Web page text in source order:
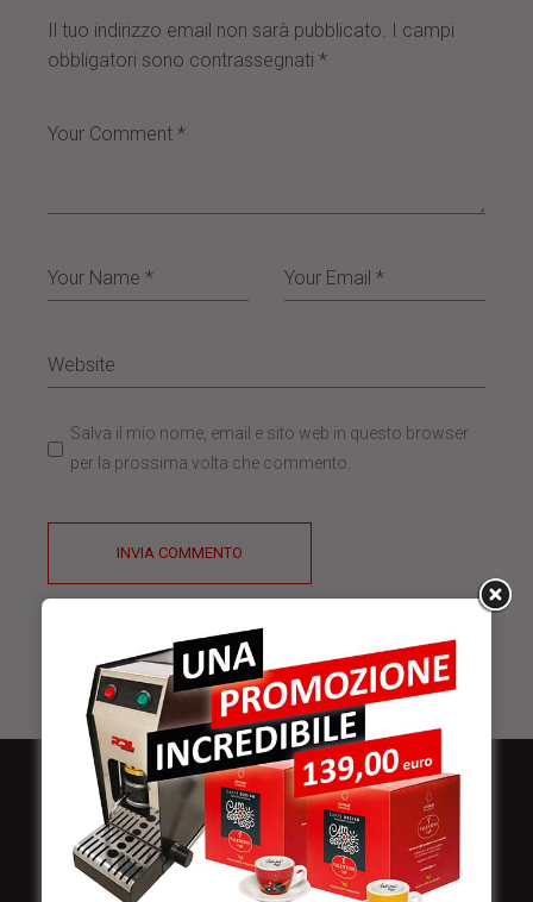
Il tuo indirizzo email non sarà pubblicato. I campi
obbligatori sono contrassegnati*
Salva il mio nome, email e sito web in questo browser
per la prossima volta che commento.
INVIA COMMENTO